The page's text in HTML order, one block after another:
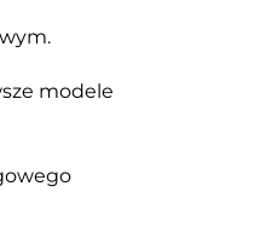
modele